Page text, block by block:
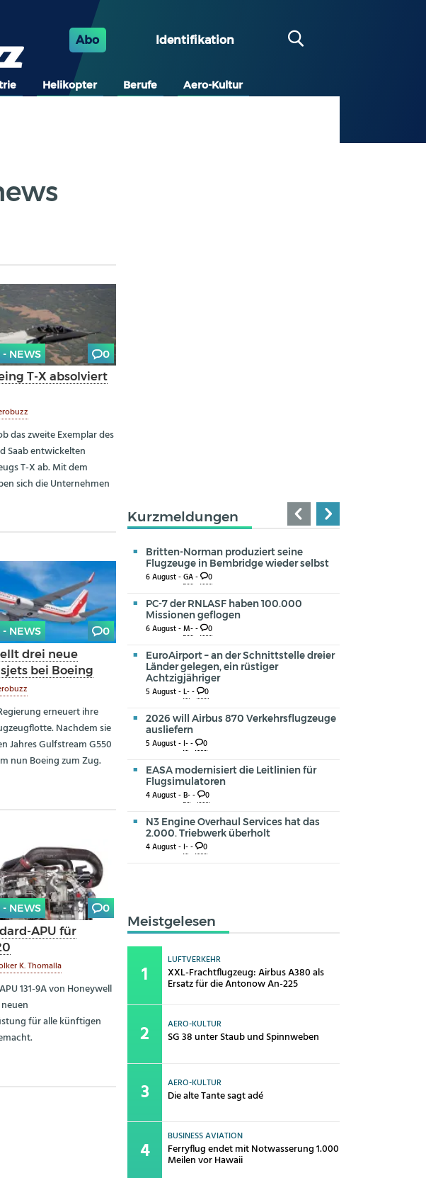
Abo Identifikation
Helikopter Berufe Aero-Kultur
- NEWS 0
T-X absolviert
das zweite Exemplar des
Saab entwickelten
T-X ab. Mit dem
sich die Unternehmen
- NEWS 0
drei neue
bei Boeing
erneuert ihre
Nachdem sie
Jahres Gulfstream G550
nun Boeing zum Zug.
- NEWS 0
APU für
K. Thomalla
131-9A von Honeywell
für alle künftigen
Kurzmeldungen
Britten-Norman produziert seine
Flugzeuge in Bembridge wieder selbst
6 August -GA- 0
PC-7 der RNLASF haben 100.000
Missionen geflogen
6 August -M-- 0
EuroAirport – an der Schnittstelle dreier
Länder gelegen, ein rüstiger
Achtzigjähriger
5 August -L-- 0
2026 will Airbus 870 Verkehrsflugzeuge
ausliefern
5 August -I-- 0
EASA modernisiert die Leitlinien für
Flugsimulatoren
4 August -B-- 0
N3 Engine Overhaul Services hat das
2.000. Triebwerk überholt
4 August -I-- 0
Meistgelesen
LUFTVERKEHR
XXL-Frachtflugzeug: Airbus A380 als
Ersatz für die Antonow An-225
AERO-KULTUR
SG 38 unter Staub und Spinnweben
AERO-KULTUR
Die alte Tante sagt adé
BUSINESS AVIATION
Ferryflug endet mit Notwasserung 1.000
Meilen vor Hawaii